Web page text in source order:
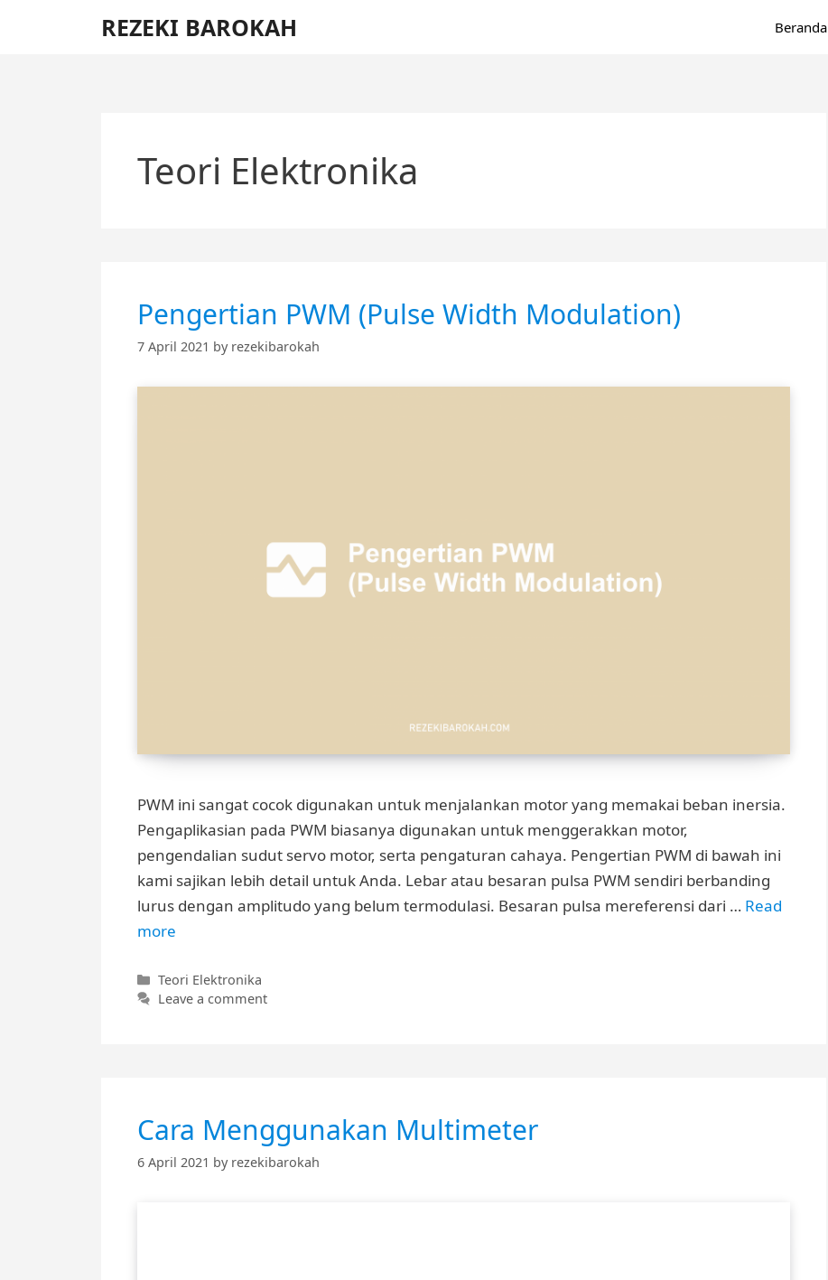
REZEKI BAROKAH Beranda
Teori Elektronika
Pengertian PWM (Pulse Width Modulation)
7 April 2021 by rezekibarokah
PWM ini sangat cocok digunakan untuk menjalankan motor yang memakai beban inersia.
Pengaplikasian pada PWM biasanya digunakan untuk menggerakkan motor,
pengendalian sudut servo motor, serta pengaturan cahaya. Pengertian PWM di bawah ini
kami sajikan lebih detail untuk Anda. Lebar atau besaran pulsa PWM sendiri berbanding
lurus dengan amplitudo yang belum termodulasi. Besaran pulsa mereferensi dari … Read
more
Categories
Teori Elektronika
Leave a comment
Cara Menggunakan Multimeter
6 April 2021 by rezekibarokah